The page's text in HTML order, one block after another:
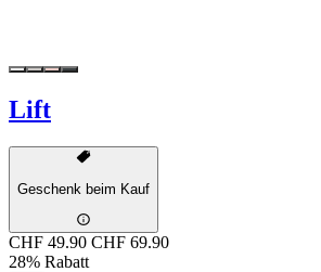
Lift
Geschenk beim Kauf
CHF 49.90 CHF 69.90
28% Rabatt